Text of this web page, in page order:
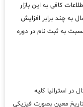
کافی به این بازار
به چند برابر افزایش
به ثبت نام در دوره
در استرالیا کلیه
معین بصورت فیزیکی